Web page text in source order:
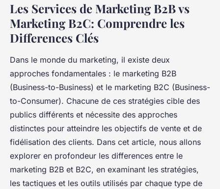
Les services de marketing B2B
vs marketing B2C
Les Services de Marketing B2B vs
Marketing B2C: Comprendre les
Differences Clés
Dans le monde du marketing, il existe deux
approches fondamentales : le marketing B2B
(Business-to-Business) et le marketing B2C (Business-
to-Consumer). Chacune de ces stratégies cible des
publics différents et nécessite des approches
distinctes pour atteindre les objectifs de vente et de
fidélisation des clients. Dans cet article, nous allons
explorer en profondeur les differences entre le
marketing B2B et B2C, en examinant les stratégies,
les tactiques et les outils utilisés par chaque type de